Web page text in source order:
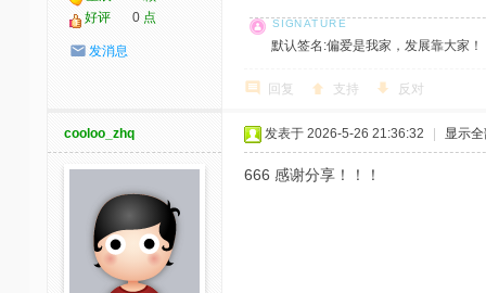
好评
0 点
发消息 默认签名:偏爱是我家，发展靠大家
回复 支持 反对
cooloo_zhq 发表于 2026-5-26 21:36:32 显示
666 感谢分享！！！